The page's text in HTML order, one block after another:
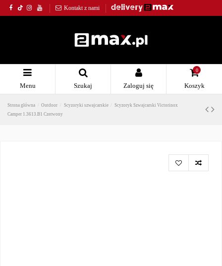
Kontakt z nami
Menu Szukaj Zaloguj się
0
Koszyk
Strona główna Outdoor Scyzoryki szwajcarskie
Scyzoryk Szwajcarski Victorinox
Camper 1.3613.B1 Czerwony